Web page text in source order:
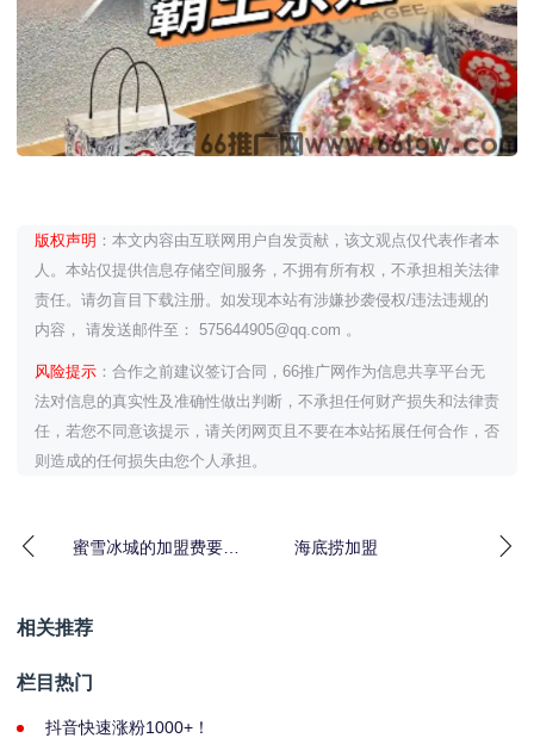
版权声明 ：本文内容由互联网用户自发贡献，该文观点仅代表作者本
人。本站仅提供信息存储空间服务，不拥有所有权，不承担相关法律
责任。请勿盲目下载注册。如发现本站有涉嫌抄袭侵权/违法违规的
内容， 请发送邮件至： 575644905@qq.com 。
风险提示 ：合作之前建议签订合同，66推广网作为信息共享平台无
法对信息的真实性及准确性做出判断，不承担任何财产损失和法律责
任，若您不同意该提示，请关闭网页且不要在本站拓展任何合作，否
则造成的任何损失由您个人承担。
蜜雪冰城的加盟费要多
海底捞加盟
相关推荐
栏目热门
抖音快速涨粉1000+！